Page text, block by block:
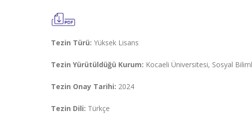
Tezin Türü: Yüksek Lisans
Tezin Yürütüldüğü Kurum: Kocaeli Üniversitesi, Sosyal
Tezin Onay Tarihi: 2024
Tezin Dili: Türkçe